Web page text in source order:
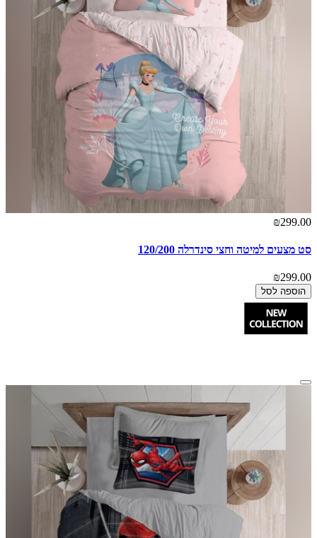
₪299.00
סט מצעים למיטה וחצי סינדרלה 120/200
₪299.00
הוספה לסל